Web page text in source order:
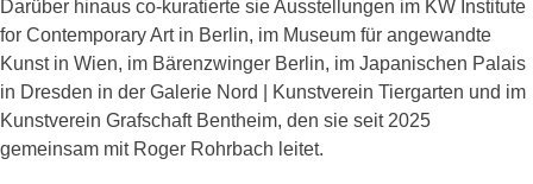
Darüber hinaus co-kuratierte sie Ausstellungen im KW Institute
for Contemporary Art in Berlin, im Museum für angewandte
Kunst in Wien, im Bärenzwinger Berlin, im Japanischen Palais
in Dresden in der Galerie Nord | Kunstverein Tiergarten und im
Kunstverein Grafschaft Bentheim, den sie seit 2025
gemeinsam mit Roger Rohrbach leitet.